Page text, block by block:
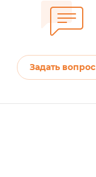
Задать вопрос